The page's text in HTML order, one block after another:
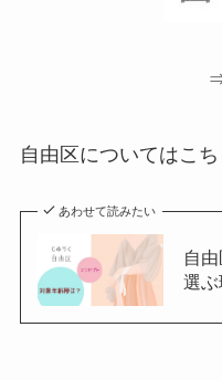
自由区についてはこ
あわせて読みたい
自
選